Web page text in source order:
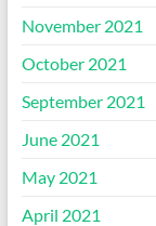
November 2021
October 2021
September 2021
June 2021
May 2021
April 2021